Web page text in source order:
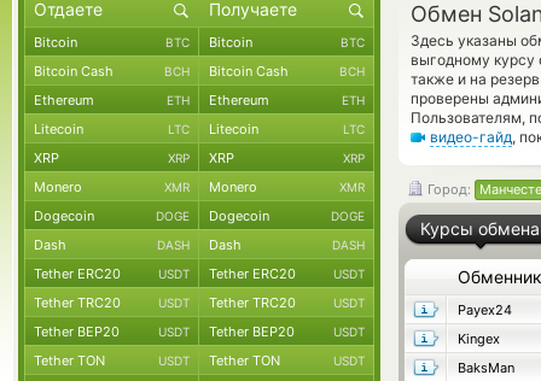
Обмен
Здесь указаны
выгодному курсу
также и на
проверены
Пользователям,
видео-гайд,
Город:
Курсы обмена
Обменник
Payex24
Kingex
BaksMan
Bitcoin BTC Bitcoin BTC
Bitcoin Cash BCH Bitcoin Cash BCH
Ethereum ETH Ethereum ETH
Litecoin LTC Litecoin LTC
XRP XRP XRP XRP
Monero XMR Monero XMR
Dogecoin DOGE Dogecoin DOGE
Dash DASH Dash DASH
Tether ERC20 USDT Tether ERC20 USDT
Tether TRC20 USDT Tether TRC20 USDT
Tether BEP20 USDT Tether BEP20 USDT
Tether TON USDT Tether TON USDT